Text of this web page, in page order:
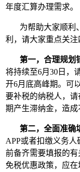
年度汇算办理需求。
为帮助大家顺利
利，请大家重点关注
第一，合理规划
将持续至6月30日，
开6月底高峰期。可
要补税的纳税人，
期产生滞纳金，造成
第二，全面准确
APP或者扣缴义务
前备齐需要填报的
免税优惠政策，应